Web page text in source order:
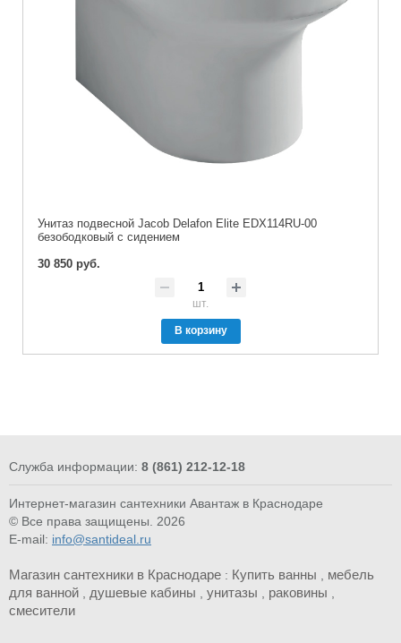
Унитаз подвесной Jacob Delafon Elite EDX114RU-00
безободковый c сидением
30 850 руб.
шт.
В корзину
Служба информации: 8 (861) 212-12-18
Интернет-магазин сантехники Авантаж в Краснодаре
© Все права защищены. 2026
E-mail: info@santideal.ru
Магазин сантехники в Краснодаре : Купить ванны
мебель
для ванной
душевые кабины унитазы раковины
смесители